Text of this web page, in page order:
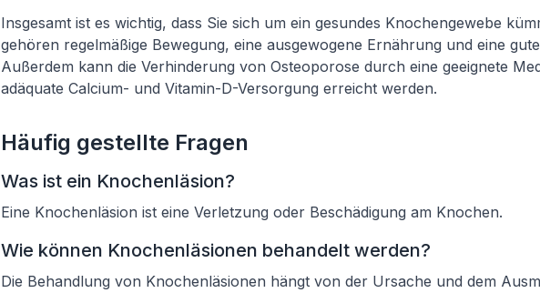
Insgesamt ist es wichtig, dass Sie sich um ein gesundes Knochengewebe
gehören regelmäßige Bewegung, eine ausgewogene Ernährung und eine
Außerdem kann die Verhinderung von Osteoporose durch eine geeignete
adäquate Calcium- und Vitamin-D-Versorgung erreicht werden.
Häufig gestellte Fragen
Was ist ein Knochenläsion?
Eine Knochenläsion ist eine Verletzung oder Beschädigung am Knochen.
Wie können Knochenläsionen behandelt werden?
Die Behandlung von Knochenläsionen hängt von der Ursache und dem